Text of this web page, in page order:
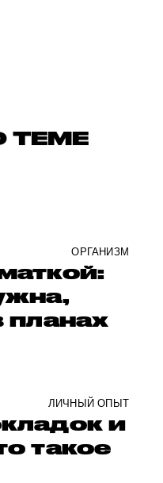
ТЕМЕ
ОРГАНИЗМ
планах
ЛИЧНЫЙ ОПЫТ
и
такое